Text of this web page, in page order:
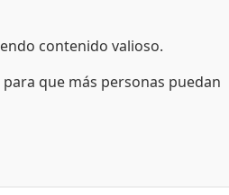
contenido valioso.
que más personas puedan